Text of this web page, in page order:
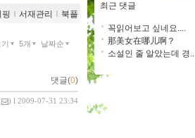
핑 ｌ 서재관리 ｌ 북플
5개 날짜순
댓글(0)
) l 2009-07-31 23:34
최근 댓글
꼭읽어보고 싶네요....
那美女在哪儿啊？
소설인 줄 알았는데 경..